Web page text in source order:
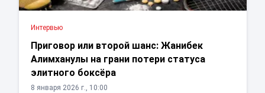
Интервью
Приговор или второй шанс: Жанибек
Алимханулы на грани потери статуса
элитного боксёра
8 января 2026 г., 10:00